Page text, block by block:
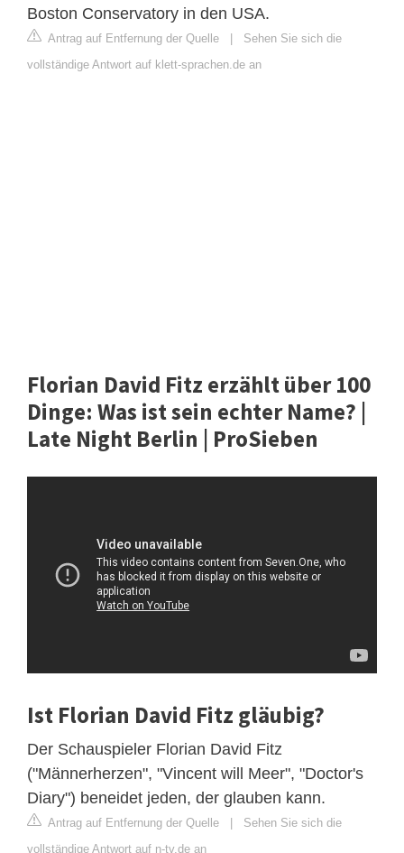
Boston Conservatory in den USA.
Antrag auf Entfernung der Quelle
Sehen Sie sich die
vollständige Antwort auf klett-sprachen.de an
Florian David Fitz erzählt über 100
Dinge: Was ist sein echter Name? |
Late Night Berlin | ProSieben
Ist Florian David Fitz gläubig?
Der Schauspieler Florian David Fitz
("Männerherzen", "Vincent will Meer", "Doctor's
Diary") beneidet jeden, der glauben kann.
Antrag auf Entfernung der Quelle | Sehen Sie sich die
vollständige Antwort auf n-tv.de an